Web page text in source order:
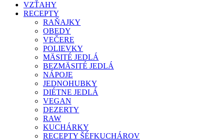
VZŤAHY
RECEPTY
RAŇAJKY
OBEDY
VEČERE
POLIEVKY
MÄSITÉ JEDLÁ
BEZMÄSITÉ JEDLÁ
NÁPOJE
JEDNOHUBKY
DIÉTNE JEDLÁ
VEGAN
DEZERTY
RAW
KUCHÁRKY
RECEPTY ŠÉFKUCHÁROV